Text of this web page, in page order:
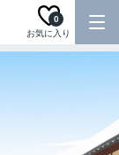
お気に入り
0